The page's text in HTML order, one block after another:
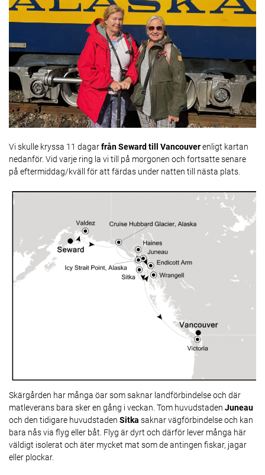
Vi skulle kryssa 11 dagarfrån Seward till Vancouverenligt kartan
nedanför. Vid varje ring la vi till på morgonen och fortsatte senare
på eftermiddag/kväll för att färdas under natten till nästa plats.
Skärgården har många öar som saknar landförbindelse och där
matleverans bara sker en gång i veckan. Tom huvudstaden Juneau
och den tidigare huvudstaden Sitka saknar vägförbindelse och kan
bara nås via flyg eller båt. Flyg är dyrt och därför lever många här
väldigt isolerat och äter mycket mat som de antingen fiskar, jagar
eller plockar.